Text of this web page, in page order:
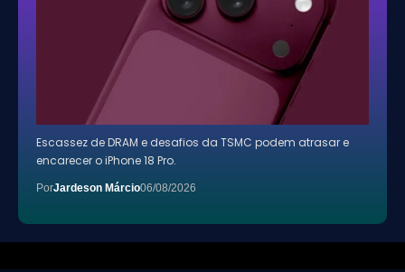
Escassez de DRAM e desafios da TSMC podem atrasar e
encarecer o iPhone 18 Pro.
PorJardeson Márcio06/08/2026